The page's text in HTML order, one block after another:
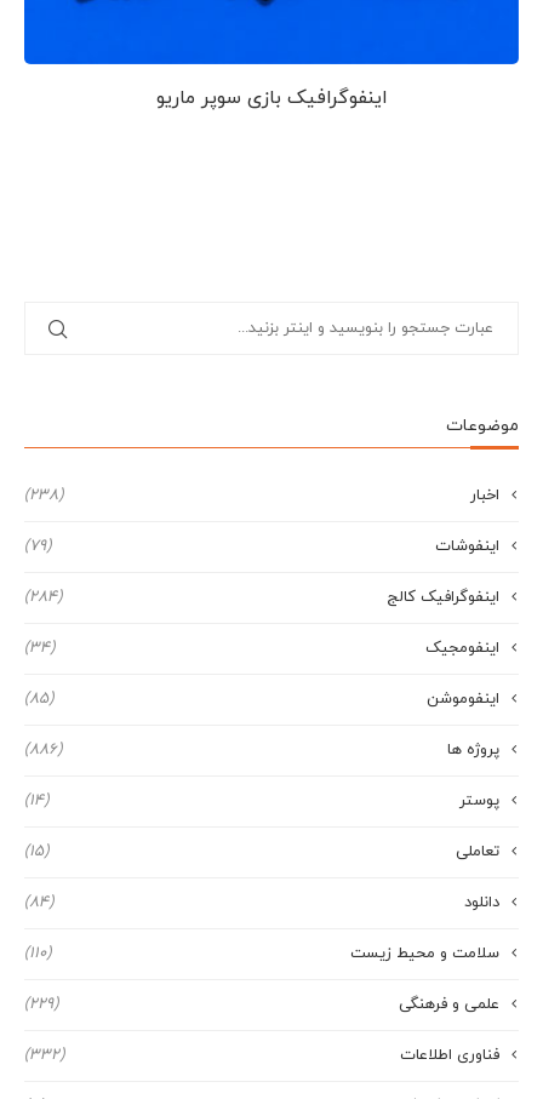
اینفوگرافیک بازی سوپر ماریو
موضوعات
اخبار (238)
اینفوشات (79)
اینفوگرافیک کالج (284)
اینفومجیک (34)
اینفوموشن (85)
پروژه ها (886)
پوستر (14)
تعاملی (15)
دانلود (84)
سلامت و محیط زیست (110)
علمی و فرهنگی (229)
فناوری اطلاعات (332)